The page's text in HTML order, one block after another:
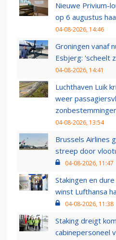
Nieuwe Privium-
op 6 augustus
04-08-2026, 14:46
Groningen vanaf
Esbjerg: 'scheelt
04-08-2026, 14:41
Luchthaven Luik
weer
04-08-2026, 13:54
Brussels Airlines
streep door
04-08-2026, 11:47
Stakingen en
winst Lufthansa
04-08-2026, 11:38
Staking dreigt
cabinepersoneel